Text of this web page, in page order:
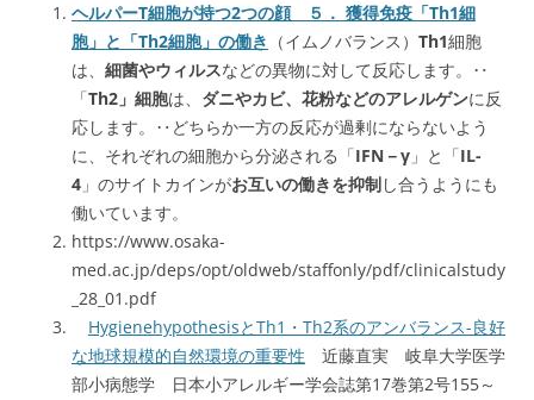
ヘルパーT細胞が持つ2つの顔 ５． 獲得免疫「Th1細
胞」と「Th2細胞」の働き （イムノバランス） Th1細胞
は、 細菌やウィルスなどの異物に対して反応します。‥
「Th2」細胞は、 ダニやカビ、花粉などのアレルゲンに反
応します。‥どちらか一方の反応が過剰にならないよう
に、それぞれの細胞から分泌される「IFN－γ 」と「IL-
4 」のサイトカインがお互いの働きを抑制し合うようにも
働いています。
https://www.osaka-
med.ac.jp/deps/opt/oldweb/staffonly/pdf/clinicalstudy
_28_01.pdf
HygienehypothesisとTh1・Th2系のアンバランス-良好
な地球規模的自然環境の重要性 近藤直実 岐阜大学医学
部小病態学 日本小アレルギー学会誌第17巻第2号155～